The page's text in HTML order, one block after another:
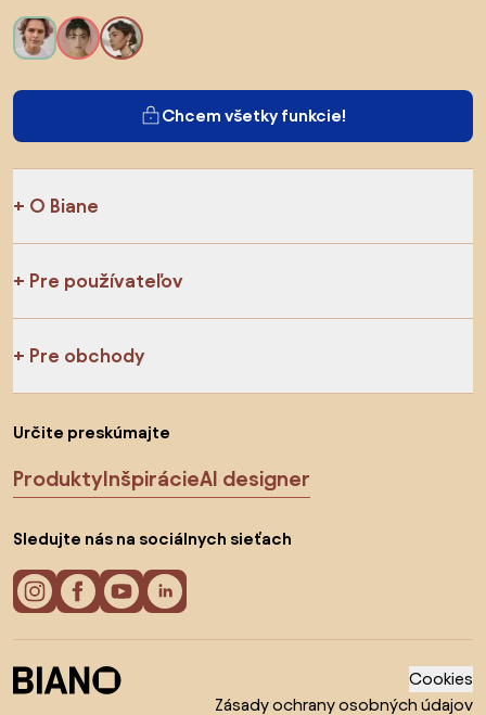
Chcem všetky funkcie!
O Biane
Pre používateľov
Pre obchody
Určite preskúmajte
ProduktyInšpirácieAI designer
Sledujte nás na sociálnych sieťach
Cookies
Zásady ochrany osobných údajov